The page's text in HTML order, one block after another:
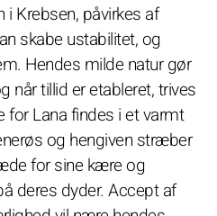
i Krebsen, påvirkes af
skabe ustabilitet, og
Hendes milde natur gør
når tillid er etableret, trives
for Lana findes i et varmt
og hengiven stræber
for sine kære og
deres dyder. Accept af